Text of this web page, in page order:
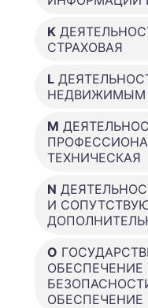
K
СТРАХОВАЯ
L
M
ТЕХНИЧЕСКАЯ
N
И
O
ОБЕСПЕЧЕНИЕ
ОБЕСПЕЧЕНИЕ